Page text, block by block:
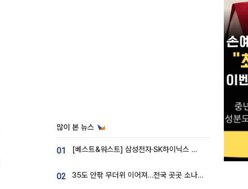
많이 본 뉴스
01 [베스트&워스트] 삼성전자·SK하이닉스 밀린 한 주…상상인증권은 85% 급등
02 35도 안팎 무더위 이어져…전국 곳곳 소나기 [오늘 날씨]